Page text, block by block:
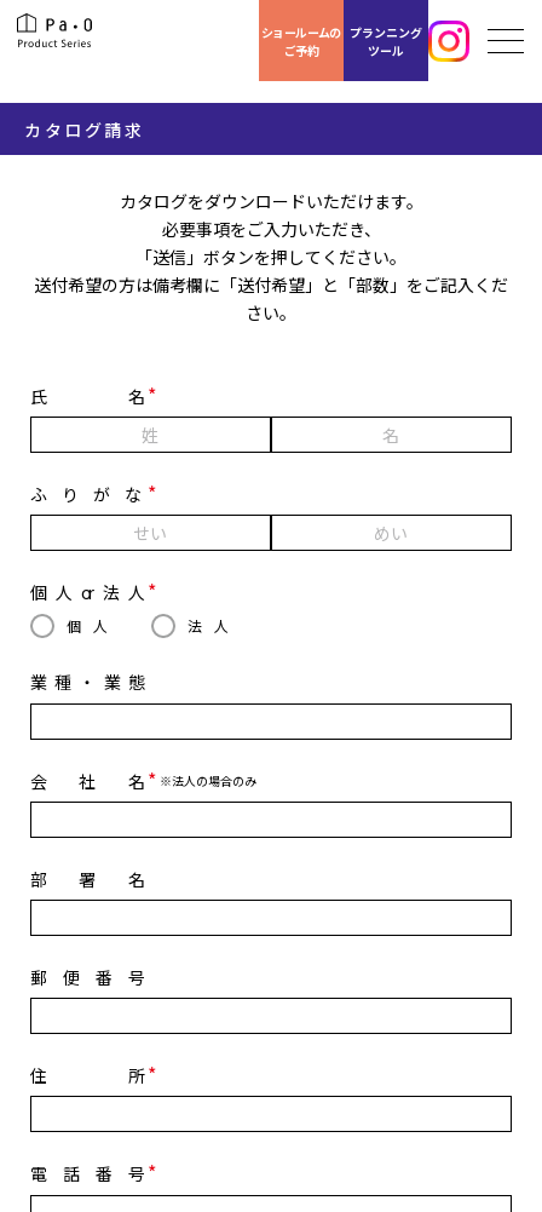
ショールームの
ご予約
プランニング
ツール
カタログ請求
カタログをダウンロードいただけます。
必要事項をご入力いただき、
「送信」ボタンを押してください。
送付希望の方は備考欄に「送付希望」と「部数」をご記入くだ
さい。
氏名
ふりがな
個人or法人
個人 法人
業種・業態
会社名 ※法人の場合のみ
部署名
郵便番号
住所
電話番号